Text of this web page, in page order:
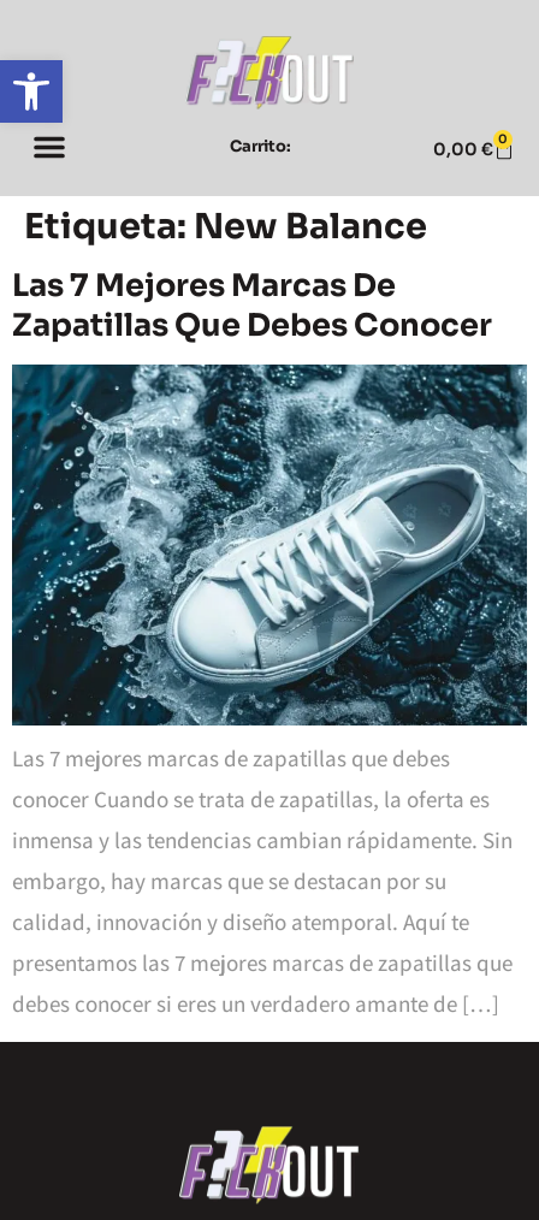
Abrir barra de herramientas
Carrito: 0,00 € 0
Etiqueta: New Balance
Las 7 Mejores Marcas De
Zapatillas Que Debes Conocer
Las 7 mejores marcas de zapatillas que debes
conocer Cuando se trata de zapatillas, la oferta es
inmensa y las tendencias cambian rápidamente. Sin
embargo, hay marcas que se destacan por su
calidad, innovación y diseño atemporal. Aquí te
presentamos las 7 mejores marcas de zapatillas que
debes conocer si eres un verdadero amante de […]